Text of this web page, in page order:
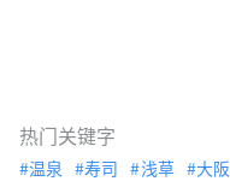
热门关键字
温泉 寿司 浅草 大阪